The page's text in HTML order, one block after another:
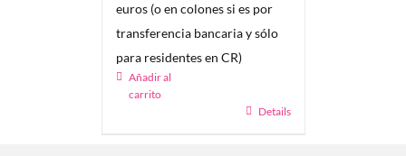
euros (o en colones si es por
transferencia bancaria y sólo
para residentes en CR)
Añadir al
carrito
Details